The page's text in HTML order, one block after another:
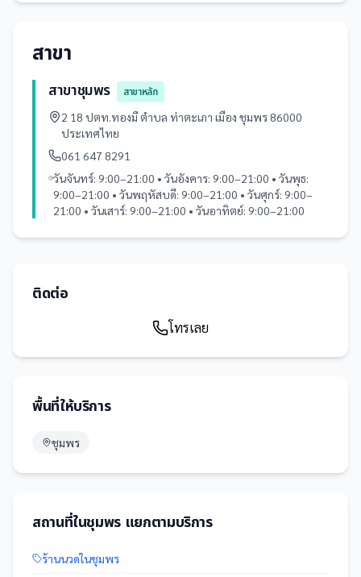
สาขา
สาขาชุมพร
สาขาหลัก
2 18 ปตท.ทองมี ตำบล ท่าตะเภา เมือง ชุมพร 86000
ประเทศไทย
061 647 8291
วันจันทร์: 9:00–21:00 • วันอังคาร: 9:00–21:00 • วันพุธ:
9:00–21:00 • วันพฤหัสบดี: 9:00–21:00 • วันศุกร์: 9:00–
21:00 • วันเสาร์: 9:00–21:00 • วันอาทิตย์: 9:00–21:00
ติดต่อ
โทรเลย
พื้นที่ให้บริการ
ชุมพร
สถานที่ในชุมพร แยกตามบริการ
ร้านนวดในชุมพร